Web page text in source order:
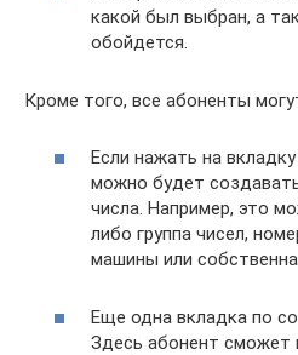
какой был выбран, а
обойдется.
Кроме того, все абоненты
Если нажать на
можно будет
числа. Например, это
либо группа чисел,
машины или
Еще одна вкладка по
Здесь абонент сможет